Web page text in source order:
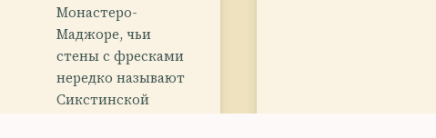
Монастеро-
Маджоре, чьи
стены с фресками
нередко называют
Сикстинской